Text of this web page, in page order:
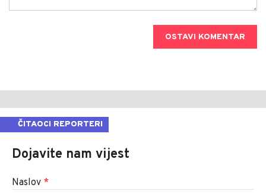
OSTAVI KOMENTAR
ČITAOCI REPORTERI
Dojavite nam vijest
Naslov *